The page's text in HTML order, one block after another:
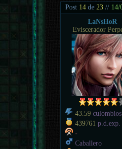
Post 14 de23 // 14/
LaNsHoR
Eviscerador
43.59 culombios
439761 p.d.exp.
-
Caballero